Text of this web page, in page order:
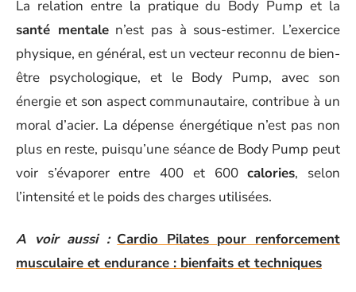
La relation entre la pratique du Body Pump et la
santé mentalen’est pas à sous-estimer. L’exercice
physique, en général, est un vecteur reconnu de bien-
être psychologique, et le Body Pump, avec son
énergie et son aspect communautaire, contribue à un
moral d’acier. La dépense énergétique n’est pas non
plus en reste, puisqu’une séance de Body Pump peut
voir s’évaporer entre 400 et 600calories, selon
l’intensité et le poids des charges utilisées.
A voir aussi : Cardio Pilates pour renforcement
musculaire et endurance : bienfaits et techniques